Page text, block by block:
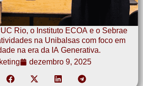
Rio, o Instituto ECOA e o Sebrae
na Unibalsas com foco em
na era da IA Generativa.
dezembro 9, 2025